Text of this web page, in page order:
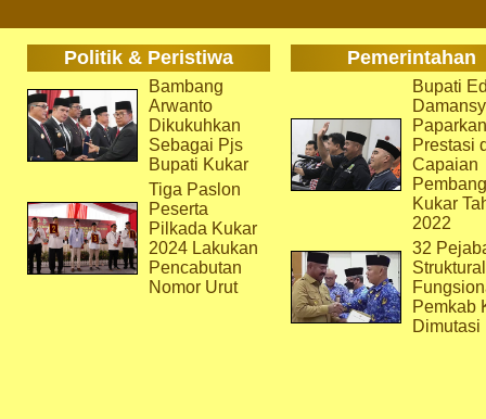
Politik & Peristiwa Pemerintahan
Bambang
Arwanto
Dikukuhkan
Sebagai Pjs
Bupati Kukar
Tiga Paslon
Peserta
Pilkada Kukar
2024 Lakukan
Pencabutan
Nomor Urut
Bupati
Paparkan
Prestasi
Capaian
Kukar
2022
32
Pemkab
Dimutasi